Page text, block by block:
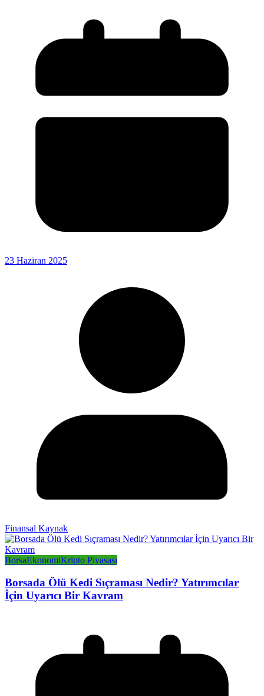
23 Haziran 2025
Finansal Kaynak
BorsaEkonomiKripto Piyasası
Borsada Ölü Kedi Sıçraması Nedir? Yatırımcılar
İçin Uyarıcı Bir Kavram